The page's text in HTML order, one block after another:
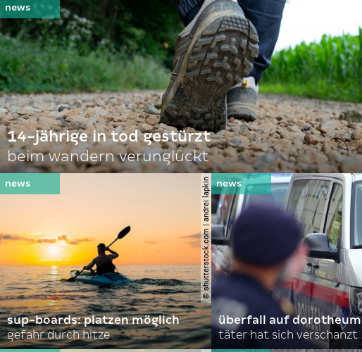
14-jährige in tod gestürzt
beim wandern verunglückt
© shutterstock.com | andrei lapkin
sup-boards: platzen möglich
gefahr durch hitze
überfall auf dorotheum
täter hat sich verschanzt